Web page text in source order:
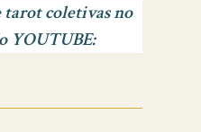
tarot coletivas no
YOUTUBE: